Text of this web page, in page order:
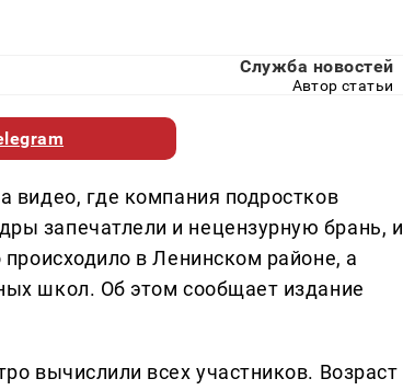
Служба новостей
Автор статьи
видео, где компания подростков
запечатлели и нецензурную брань, и
в Ленинском районе, а
школ. Об этом сообщает издание
вычислили всех участников. Возраст